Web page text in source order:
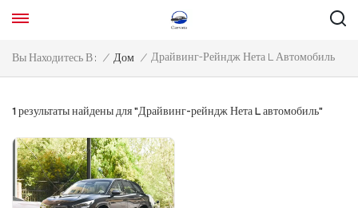
Вы Находитесь В : / Дом / Драйвинг-Рейндж Нета L Автомобиль
1 результаты найдены для "Драйвинг-рейндж Нета L автомобиль"